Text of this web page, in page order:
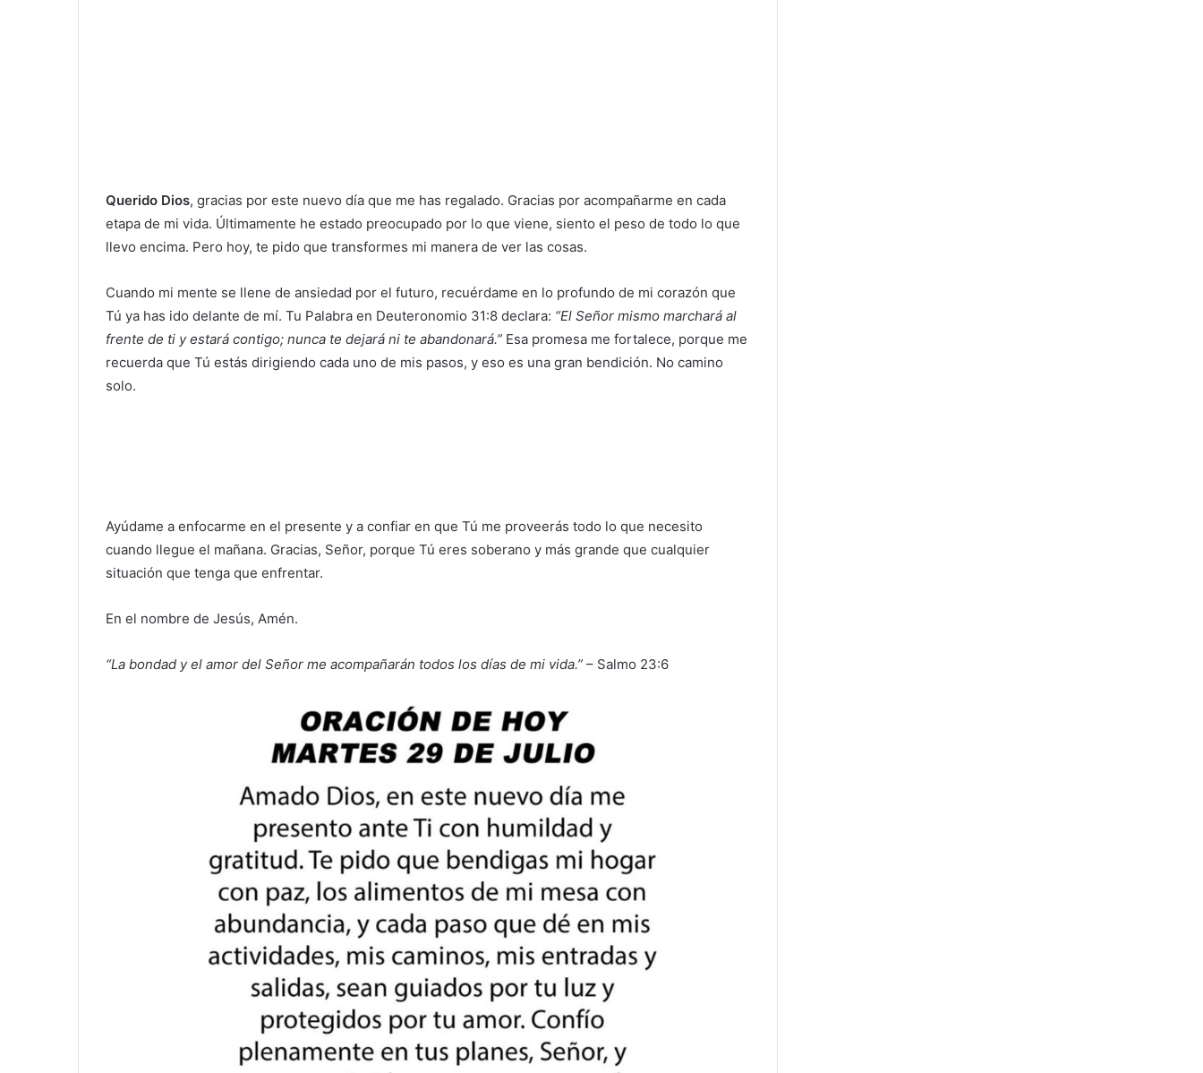
Querido Dios, gracias por este nuevo día que me has regalado. Gracias por acompañarme en cada
etapa de mi vida. Últimamente he estado preocupado por lo que viene, siento el peso de todo lo que
llevo encima. Pero hoy, te pido que transformes mi manera de ver las cosas.
Cuando mi mente se llene de ansiedad por el futuro, recuérdame en lo profundo de mi corazón que
Tú ya has ido delante de mí. Tu Palabra en Deuteronomio 31:8 declara: “El Señor mismo marchará al
frente de ti y estará contigo; nunca te dejará ni te abandonará.” Esa promesa me fortalece, porque me
recuerda que Tú estás dirigiendo cada uno de mis pasos, y eso es una gran bendición. No camino
solo.
Ayúdame a enfocarme en el presente y a confiar en que Tú me proveerás todo lo que necesito
cuando llegue el mañana. Gracias, Señor, porque Tú eres soberano y más grande que cualquier
situación que tenga que enfrentar.
En el nombre de Jesús, Amén.
“La bondad y el amor del Señor me acompañarán todos los días de mi vida.” – Salmo 23:6